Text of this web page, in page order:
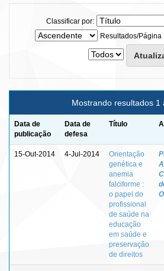
Classificar por:
Resultados/Página
Mostrando resultados 1
Data de
publicação
Data de
defesa
Título
15-Out-2014 4-Jul-2014
Orientação
genética e
anemia
falciforme :
o papel do
profissional
de saúde na
educação
em saúde e
preservação
de direitos